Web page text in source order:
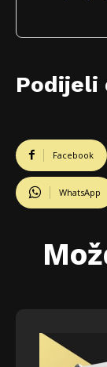
Podijeli
Facebook
WhatsApp